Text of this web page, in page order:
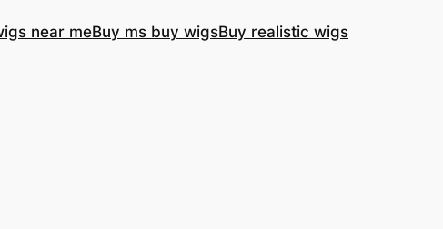
near meBuy ms buy wigsBuy realistic wigs